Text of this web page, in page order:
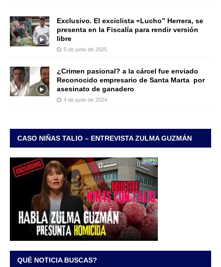
Exclusivo. El exciclista «Lucho” Herrera, se
presenta en la Fiscalía para rendir versión
libre
5 de junio de 2025
¿Crimen pasional? a la cárcel fue enviado
Reconocido empresario de Santa Marta por
asesinato de ganadero
4 de junio de 2024
CASO NIÑAS TALIO – ENTREVISTA ZULMA GUZMÁN
QUÉ NOTICIA BUSCAS?